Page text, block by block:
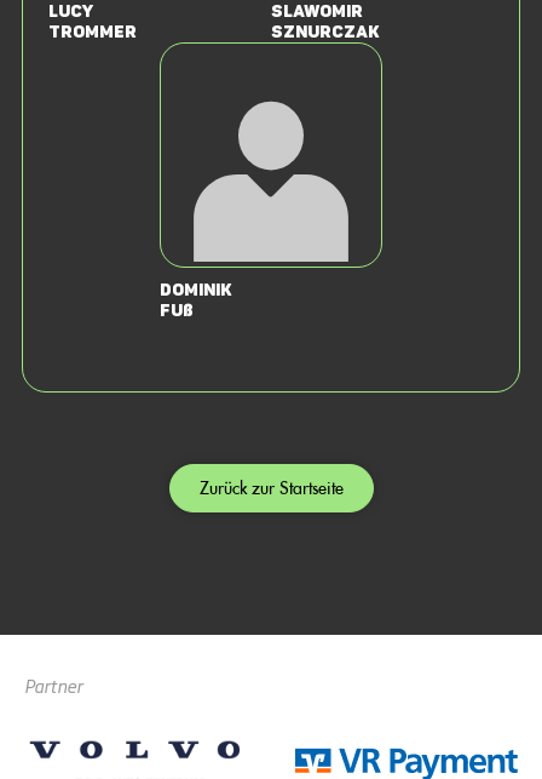
Lucy
Trommer
Slawomir
Sznurczak
Dominik
Fuß
Zurück zur Startseite
Partner